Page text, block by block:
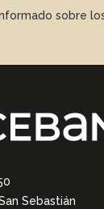
sobre
Sebastián